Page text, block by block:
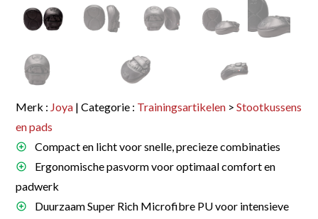
Merk : Joya | Categorie : Trainingsartikelen >Stootkussens
en pads
Compact en licht voor snelle, precieze combinaties
Ergonomische pasvorm voor optimaal comfort en
padwerk
Duurzaam Super Rich Microfibre PU voor intensieve